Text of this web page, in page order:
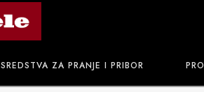
SREDSTVA ZA PRANJE I PRIBOR